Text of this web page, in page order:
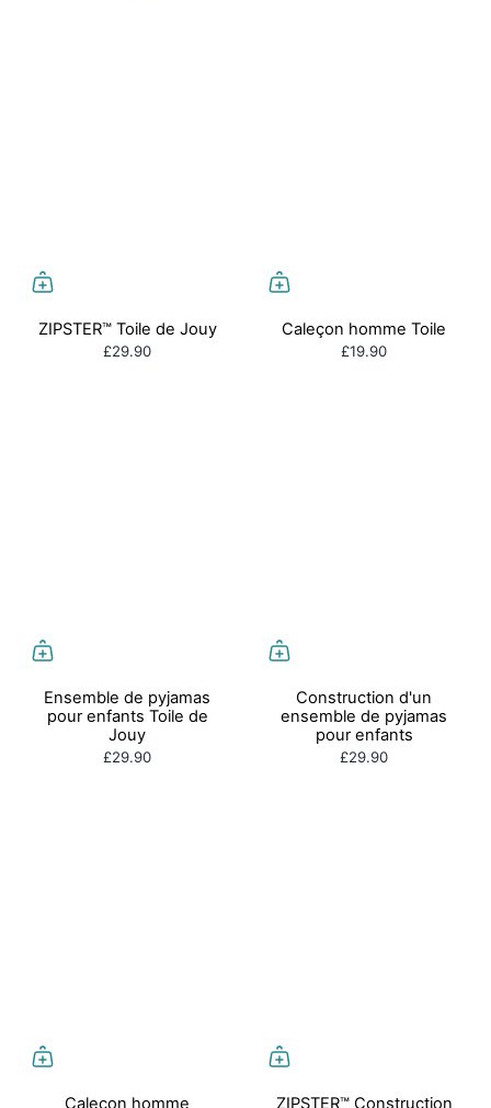
ZIPSTER™ Toile de Jouy
£29.90
Caleçon homme Toile
£19.90
Ensemble de pyjamas
pour enfants Toile de
Jouy
£29.90
Construction d'un
ensemble de pyjamas
pour enfants
£29.90
Caleçon homme ZIPSTER™ Construction